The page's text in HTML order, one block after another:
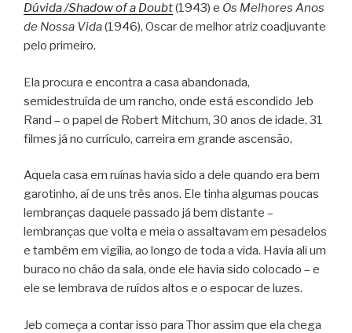
Dúvida /Shadow of a Doubt(1943) e Os Melhores Anos
de Nossa Vida(1946), Oscar de melhor atriz coadjuvante
pelo primeiro.
Ela procura e encontra a casa abandonada,
semidestruída de um rancho, onde está escondido Jeb
Rand – o papel de Robert Mitchum, 30 anos de idade, 31
filmes já no currículo, carreira em grande ascensão,
Aquela casa em ruínas havia sido a dele quando era bem
garotinho, aí de uns três anos. Ele tinha algumas poucas
lembranças daquele passado já bem distante –
lembranças que volta e meia o assaltavam em pesadelos
e também em vigília, ao longo de toda a vida. Havia ali um
buraco no chão da sala, onde ele havia sido colocado – e
ele se lembrava de ruídos altos e o espocar de luzes.
Jeb começa a contar isso para Thor assim que ela chega